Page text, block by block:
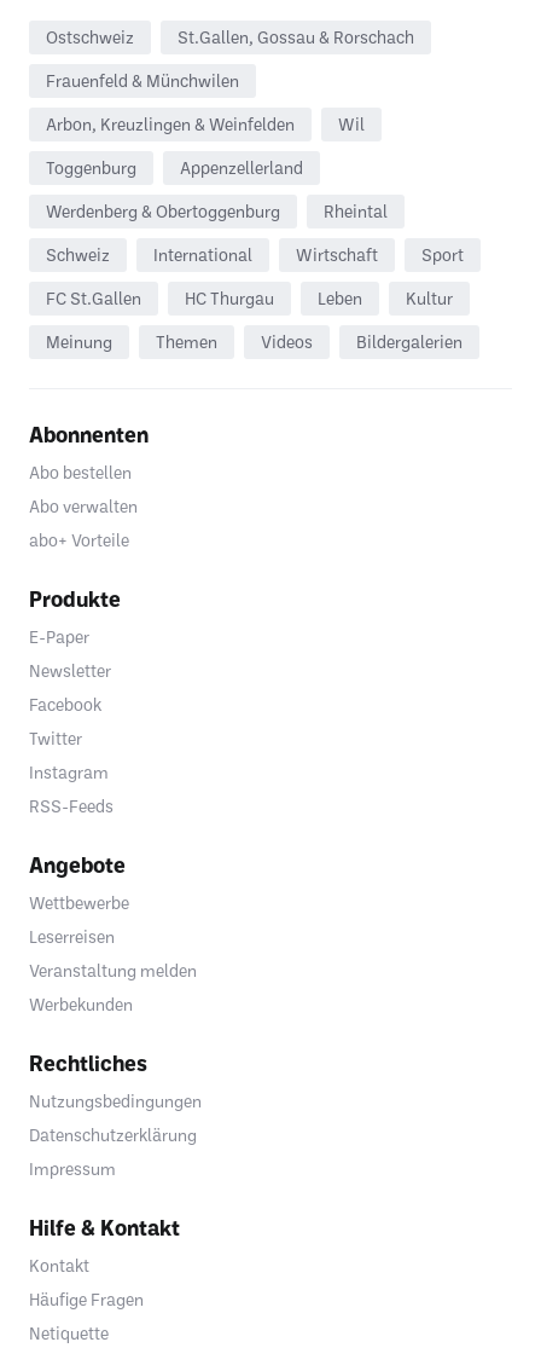
Ostschweiz St.Gallen, Gossau & Rorschach
Frauenfeld & Münchwilen
Arbon, Kreuzlingen & Weinfelden Wil
Toggenburg Appenzellerland
Werdenberg & Obertoggenburg Rheintal
Schweiz International Wirtschaft Sport
FC St.Gallen HC Thurgau Leben Kultur
Meinung Themen Videos Bildergalerien
Abonnenten
Abo bestellen
Abo verwalten
abo+ Vorteile
Produkte
E-Paper
Newsletter
Facebook
Twitter
Instagram
RSS-Feeds
Angebote
Wettbewerbe
Leserreisen
Veranstaltung melden
Werbekunden
Rechtliches
Nutzungsbedingungen
Datenschutzerklärung
Impressum
Hilfe & Kontakt
Kontakt
Häufige Fragen
Netiquette